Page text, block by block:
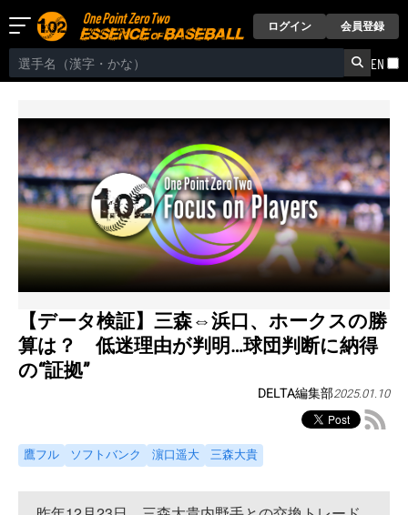
ログイン 会員登録
EN
【データ検証】三森⇔浜口、ホークスの勝
算は？ 低迷理由が判明…球団判断に納得
の“証拠”
DELTA編集部2025.01.10
鷹フル ソフトバンク 濵口遥大 三森大貴